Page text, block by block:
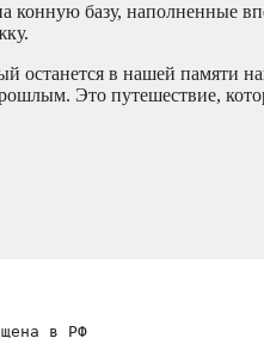
конную базу, наполненные
в нашей памяти
Это путешествие,
в РФ